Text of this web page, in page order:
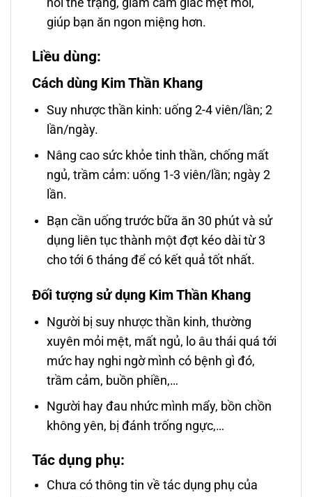
hồi thể trạng, giảm cảm giác mệt mỏi,
giúp bạn ăn ngon miệng hơn.
Liều dùng:
Cách dùng Kim Thần Khang
Suy nhược thần kinh: uống 2-4 viên/lần; 2
lần/ngày.
Nâng cao sức khỏe tinh thần, chống mất
ngủ, trầm cảm: uống 1-3 viên/lần; ngày 2
lần.
Bạn cần uống trước bữa ăn 30 phút và sử
dụng liên tục thành một đợt kéo dài từ 3
cho tới 6 tháng để có kết quả tốt nhất.
Đối tượng sử dụng Kim Thần Khang
Người bị suy nhược thần kinh, thường
xuyên mỏi mệt, mất ngủ, lo âu thái quá tới
mức hay nghi ngờ mình có bệnh gì đó,
trầm cảm, buồn phiền,…
Người hay đau nhức mình mẩy, bồn chồn
không yên, bị đánh trống ngực,…
Tác dụng phụ:
Chưa có thông tin về tác dụng phụ của